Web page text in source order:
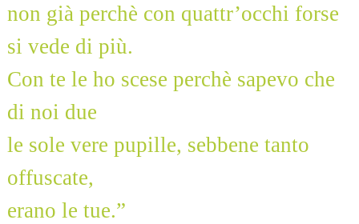
non già perchè con quattr’occhi forse
si vede di più.
Con te le ho scese perchè sapevo che
di noi due
le sole vere pupille, sebbene tanto
offuscate,
erano le tue.”